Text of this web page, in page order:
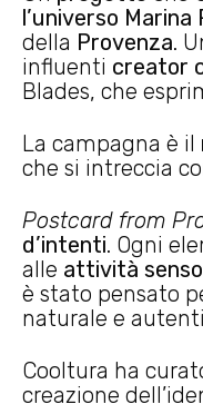
l’universo Marina
della Provenza.
influenti creator
Blades, che
La campagna è il
che si intreccia
Postcard from
d’intenti. Ogni
alle attività
è stato pensato
naturale e
Cooltura ha
creazione